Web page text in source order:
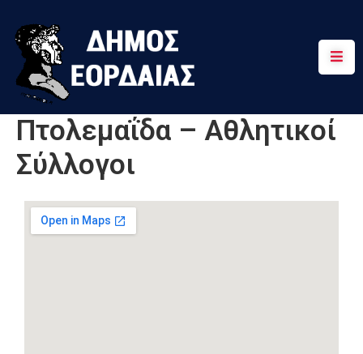
Αρχική
Πτολεμαΐδα
Κοινότητες
Διαδρομές
Πτολεμαΐδα – Αθλητικοί
Σύλλογοι